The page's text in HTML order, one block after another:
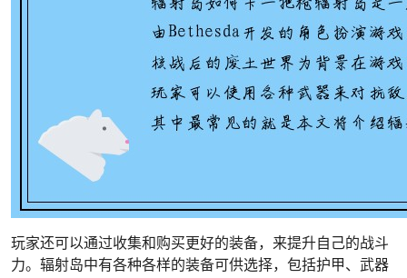
玩家还可以通过收集和购买更好的装备，来提升自己的战斗
力。辐射岛中有各种各样的装备可供选择，包括护甲、武器